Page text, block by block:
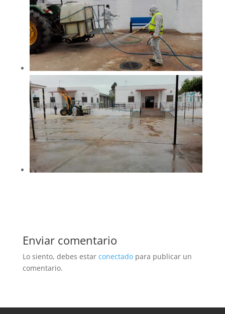
Enviar comentario
Lo siento, debes estar conectadopara publicar un
comentario.